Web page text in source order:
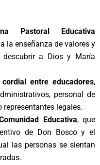
Pastoral Educativa
la enseñanza de valores y
descubrir a Dios y María
entre educadores,
personal de
legales.
Educativa, que
de Don Bosco y el
las personas se sientan